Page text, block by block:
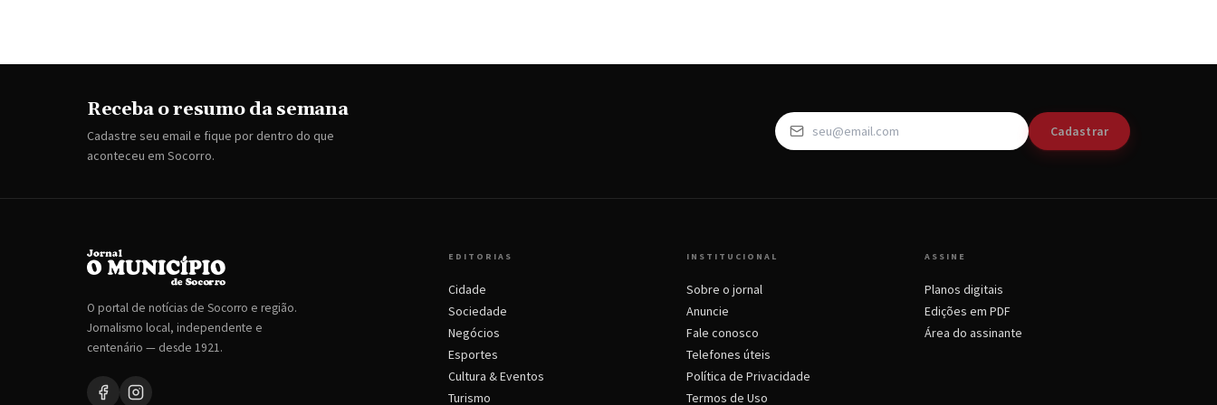
Receba o resumo da semana
Cadastre seu email e fique por dentro do que
aconteceu em Socorro.
Cadastrar
O portal de notícias de Socorro e região.
Jornalismo local, independente e
centenário — desde 1921.
EDITORIAS
Cidade
Sociedade
Negócios
Esportes
Cultura & Eventos
Turismo
INSTITUCIONAL
Sobre o jornal
Anuncie
Fale conosco
Telefones úteis
Política de Privacidade
Termos de Uso
ASSINE
Planos digitais
Edições em PDF
Área do assinante